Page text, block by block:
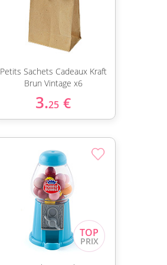
Petits Sachets Cadeaux Kraft
Brun Vintage x6
3.25 €